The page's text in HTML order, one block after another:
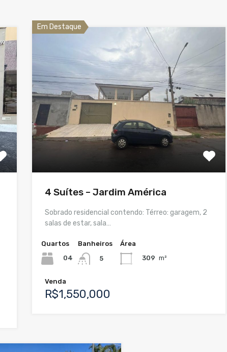
Em Destaque
4 Suítes – Jardim América
Sobrado residencial contendo: Térreo: garagem, 2
salas de estar, sala…
Quartos
04
Banheiros
5
Área
309 m²
Venda
R$1,550,000